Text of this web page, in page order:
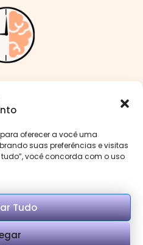
oferecer a você uma
suas preferências e visitas
você concorda com o uso
Tudo
nas redes: